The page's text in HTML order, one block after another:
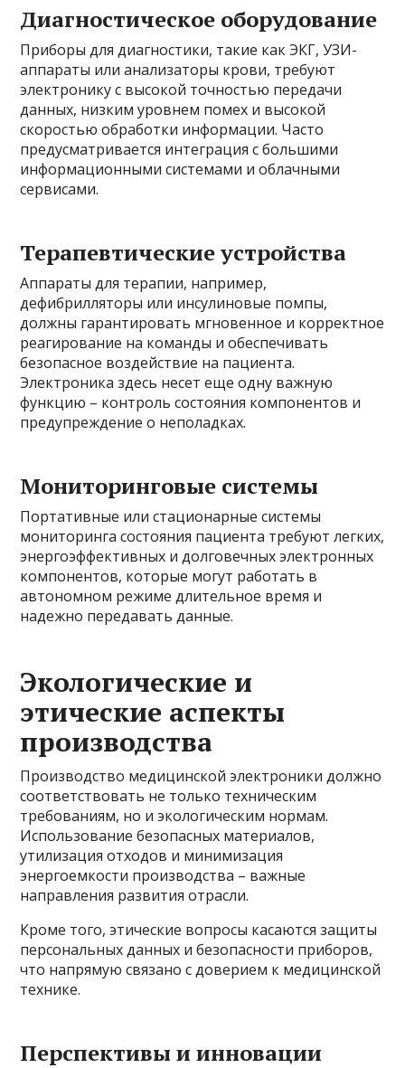
Диагностическое оборудование
Приборы для диагностики, такие как ЭКГ, УЗИ-
аппараты или анализаторы крови, требуют
электронику с высокой точностью передачи
данных, низким уровнем помех и высокой
скоростью обработки информации. Часто
предусматривается интеграция с большими
информационными системами и облачными
сервисами.
Терапевтические устройства
Аппараты для терапии, например,
дефибрилляторы или инсулиновые помпы,
должны гарантировать мгновенное и корректное
реагирование на команды и обеспечивать
безопасное воздействие на пациента.
Электроника здесь несет еще одну важную
функцию – контроль состояния компонентов и
предупреждение о неполадках.
Мониторинговые системы
Портативные или стационарные системы
мониторинга состояния пациента требуют легких,
энергоэффективных и долговечных электронных
компонентов, которые могут работать в
автономном режиме длительное время и
надежно передавать данные.
Экологические и
этические аспекты
производства
Производство медицинской электроники должно
соответствовать не только техническим
требованиям, но и экологическим нормам.
Использование безопасных материалов,
утилизация отходов и минимизация
энергоемкости производства – важные
направления развития отрасли.
Кроме того, этические вопросы касаются защиты
персональных данных и безопасности приборов,
что напрямую связано с доверием к медицинской
технике.
Перспективы и инновации